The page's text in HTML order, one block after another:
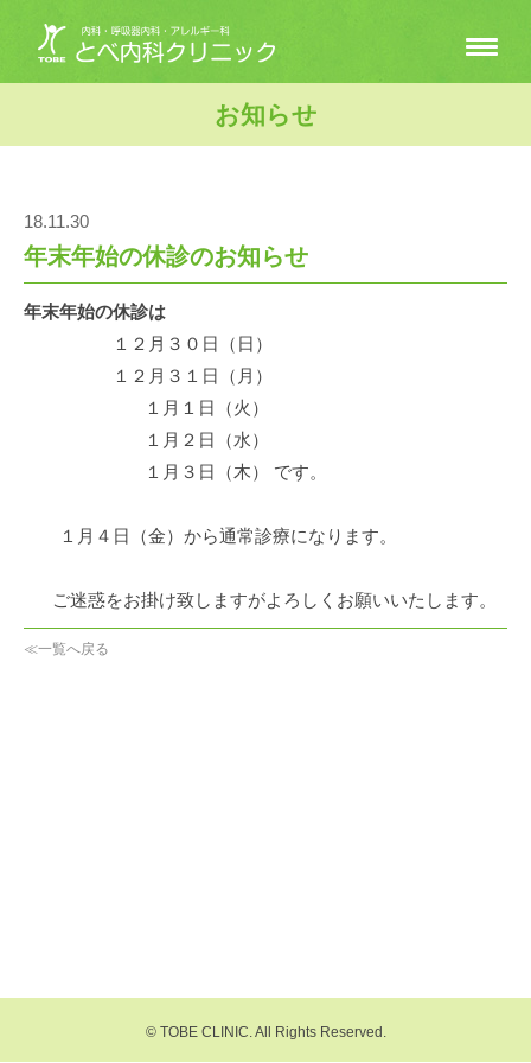
お知らせ
18.11.30
年末年始の休診のお知らせ
年末年始の休診は
１２月３０日（日）
１２月３１日（月）
１月１日（火）
１月２日（水）
１月３日（木） です。
１月４日（金）から通常診療になります。
ご迷惑をお掛け致しますがよろしくお願いいたします。
≪一覧へ戻る
© TOBE CLINIC. All Rights Reserved.